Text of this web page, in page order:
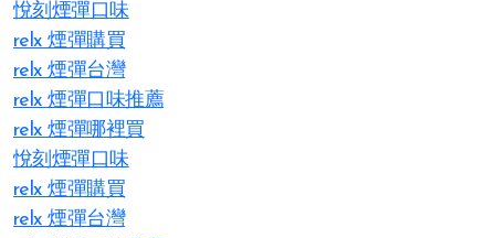
悅刻煙彈口味
relx 煙彈購買
relx 煙彈台灣
relx 煙彈口味推薦
relx 煙彈哪裡買
悅刻煙彈口味
relx 煙彈購買
relx 煙彈台灣